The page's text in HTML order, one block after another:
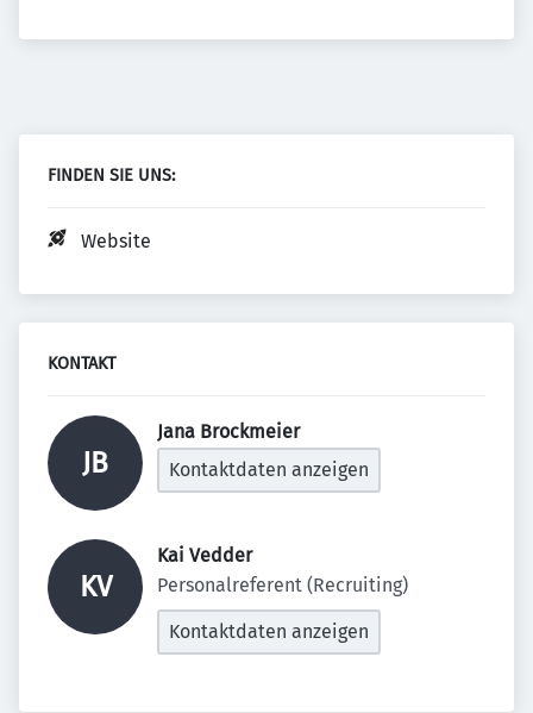
FINDEN SIE UNS:
Website
KONTAKT
JB
Jana Brockmeier
Kontaktdaten anzeigen
KV
Kai Vedder
Personalreferent (Recruiting)
Kontaktdaten anzeigen